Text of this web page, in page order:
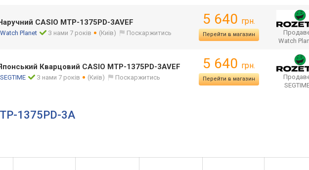
CASIO MTP-1375PD-3AVEF
Watch Planet З нами 7 років (Київ) Поскаржитись
5 640 грн.
Перейти в магазин
Watch
Кварцовий CASIO MTP-1375PD-3AVEF
SEGTIME З нами 7 років (Київ) Поскаржитись
5 640 грн.
Перейти в магазин
1375PD-3A